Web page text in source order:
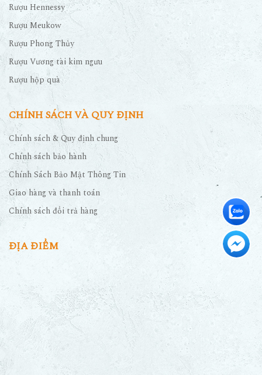
Rượu Hennessy
Rượu Meukow
Rượu Phong Thủy
Rượu Vương tài kim ngưu
Rượu hộp quà
CHÍNH SÁCH VÀ QUY ĐỊNH
Chính sách & Quy định chung
Chính sách bảo hành
Chính Sách Bảo Mật Thông Tin
Giao hàng và thanh toán
Chính sách đổi trả hàng
ĐỊA ĐIỂM